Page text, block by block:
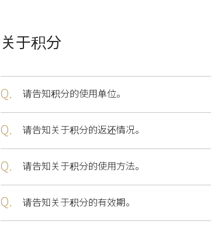
关于积分
Q. 请告知积分的使用单位。
Q. 请告知关于积分的返还情况。
Q. 请告知关于积分的使用方法。
Q. 请告知关于积分的有效期。